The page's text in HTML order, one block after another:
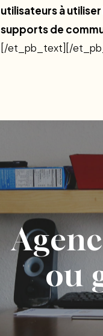
utilisateurs à
supports de
[/et_pb_text][/
ou